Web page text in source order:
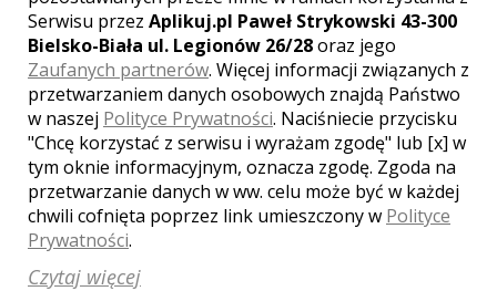
Ocena:5,00 / 5
(1 opinia)
Poleceń: 25
Wykorzystuję profesjonalny sprzęt,
który jest gwarantem jakości moich
nagrań. Realizuję filmy w oparciu o
świeże pomysły, by każdy Klient był w
pełni zadowolony. Dysponuję
odpowiednim doświadczeniem z
zakresu filmowania i postprodukcji.
Posiadam zezwolenie na filmowanie w
obiektach sakralnych.
Serwisu przez Aplikuj.pl Paweł Strykowski 43-300
Bielsko-Biała ul. Legionów 26/28oraz jego
Zaufanych partnerów. Więcej informacji związanych z
przetwarzaniem danych osobowych znajdą Państwo
w naszej Polityce Prywatności. Naciśniecie przycisku
"Chcę korzystać z serwisu i wyrażam zgodę" lub [x] w
tym oknie informacyjnym, oznacza zgodę. Zgoda na
przetwarzanie danych w ww. celu może być w każdej
chwili cofnięta poprzez link umieszczony w Polityce
Prywatności.
Czytaj więcej